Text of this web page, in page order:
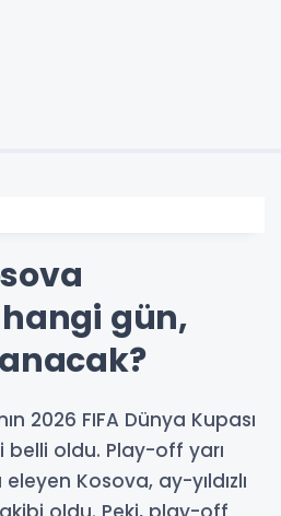
gün,
2026 FIFA Dünya Kupası
oldu. Play-off yarı
Kosova, ay-yıldızlı